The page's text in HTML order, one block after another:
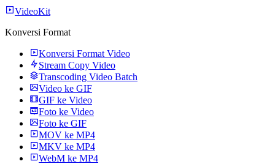
VideoKit
Konversi Format
Konversi Format Video
Stream Copy Video
Transcoding Video Batch
Video ke GIF
GIF ke Video
Foto ke Video
Foto ke GIF
MOV ke MP4
MKV ke MP4
WebM ke MP4